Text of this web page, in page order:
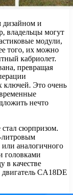
дизайном и
владельцы могут
модули,
того, их можно
кабриолет.
превращая
ключей. Это очень
нечто
сюрпризом.
литровым
аналогичного
головками
в качестве
CA18DE